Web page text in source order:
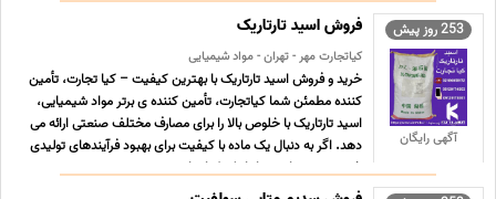
... ...
253 روز پیش
آگهی رایگان
فروش اسید تارتاریک
کیاتجارت مهر - تهران - مواد شیمیایی
خرید و فروش اسید تارتاریک با بهترین کیفیت – کیا تجارت، تأمین
کننده مطمئن شما کیاتجارت، تأمین کننده ی برتر مواد شیمیایی،
اسید تارتاریک با خلوص بالا را برای مصارف مختلف صنعتی ارائه می
دهد. اگر به دنبال یک ماده با کیفیت برای بهبود فرآیندهای تولیدی
خود هستید، اسید تارتاریک کیاتجارت ... ...